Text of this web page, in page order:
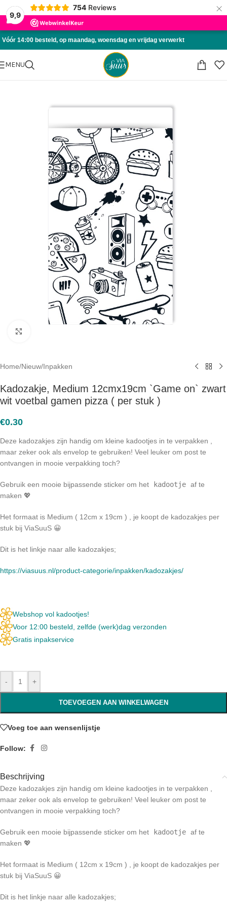
9,9
754 Reviews ×
Skip to navigation
Skip to main content
Vóór 14:00 besteld, op maandag, woensdag en vrijdag verwerkt
MENU
Home/Nieuw/Inpakken
Kadozakje, Medium 12cmx19cm `Game on` zwart
wit voetbal gamen pizza ( per stuk )
€0.30
Deze kadozakjes zijn handig om kleine kadootjes in te verpakken ,
maar zeker ook als envelop te gebruiken! Veel leuker om post te
ontvangen in mooie verpakking toch?
Gebruik een mooie bijpassende sticker om het kadootje af te
maken 💖
Het formaat is Medium ( 12cm x 19cm ) , je koopt de kadozakjes per
stuk bij ViaSuuS 😀
Dit is het linkje naar alle kadozakjes;
https://viasuus.nl/product-categorie/inpakken/kadozakjes/
Webshop vol kadootjes!
Voor 12:00 besteld, zelfde (werk)dag verzonden
Gratis inpakservice
- +
TOEVOEGEN AAN WINKELWAGEN
Voeg toe aan wensenlijstje
Follow:
Beschrijving
Deze kadozakjes zijn handig om kleine kadootjes in te verpakken ,
maar zeker ook als envelop te gebruiken! Veel leuker om post te
ontvangen in mooie verpakking toch?
Gebruik een mooie bijpassende sticker om het kadootje af te
maken 💖
Het formaat is Medium ( 12cm x 19cm ) , je koopt de kadozakjes per
stuk bij ViaSuuS 😀
Dit is het linkje naar alle kadozakjes;